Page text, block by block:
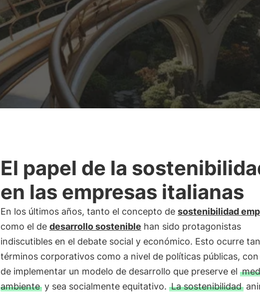
El papel de la
en las empresas italianas
En los últimos años, tanto el concepto de sostenibilidad
como el de desarrollo sostenible han sido protagonistas
indiscutibles en el debate social y económico. Esto ocurre
términos corporativos como a nivel de políticas públicas,
de implementar un modelo de desarrollo que preserve el
ambientey sea socialmente equitativo. La sostenibilidad